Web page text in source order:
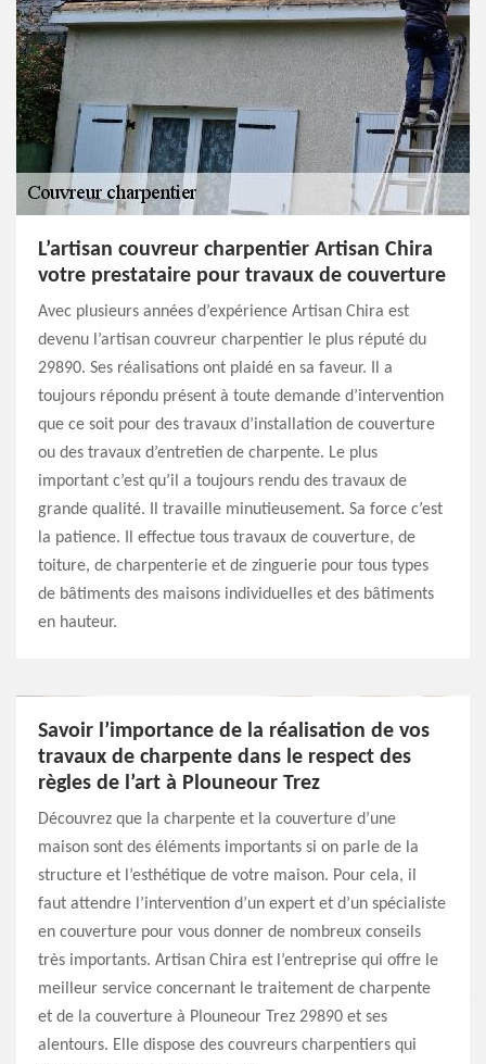
L’artisan couvreur charpentier Artisan Chira
votre prestataire pour travaux de couverture
Avec plusieurs années d’expérience Artisan Chira est
devenu l’artisan couvreur charpentier le plus réputé du
29890. Ses réalisations ont plaidé en sa faveur. Il a
toujours répondu présent à toute demande d’intervention
que ce soit pour des travaux d’installation de couverture
ou des travaux d’entretien de charpente. Le plus
important c’est qu’il a toujours rendu des travaux de
grande qualité. Il travaille minutieusement. Sa force c’est
la patience. Il effectue tous travaux de couverture, de
toiture, de charpenterie et de zinguerie pour tous types
de bâtiments des maisons individuelles et des bâtiments
en hauteur.
Savoir l’importance de la réalisation de vos
travaux de charpente dans le respect des
règles de l’art à Plouneour Trez
Découvrez que la charpente et la couverture d’une
maison sont des éléments importants si on parle de la
structure et l’esthétique de votre maison. Pour cela, il
faut attendre l’intervention d’un expert et d’un spécialiste
en couverture pour vous donner de nombreux conseils
très importants. Artisan Chira est l’entreprise qui offre le
meilleur service concernant le traitement de charpente
et de la couverture à Plouneour Trez 29890 et ses
alentours. Elle dispose des couvreurs charpentiers qui